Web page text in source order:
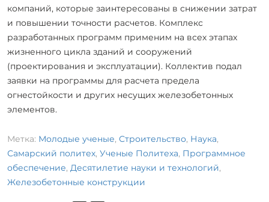
компаний, которые заинтересованы в снижении затрат
и повышении точности расчетов. Комплекс
разработанных программ применим на всех этапах
жизненного цикла зданий и сооружений
(проектирования и эксплуатации). Коллектив подал
заявки на программы для расчета предела
огнестойкости и других несущих железобетонных
элементов.
Метка: Молодые ученые, Строительство, Наука,
Самарский политех, Ученые Политеха, Программное
обеспечение, Десятилетие науки и технологий,
Железобетонные конструкции